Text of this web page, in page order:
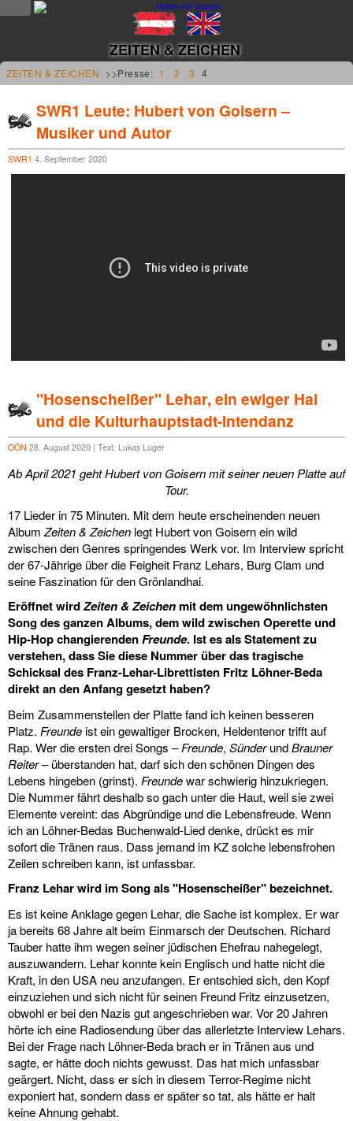
news
updates
tv &
radio
liedtexte
film
flüchtig
biografie
huberts
schreibtisch
ETC.
vermischtes
links
media
kontakt
Impressum
ZEITEN & ZEICHEN
ZEITEN & ZEICHEN >>Presse: 1 2 3 4
SWR1 Leute: Hubert von Goisern –
Musiker und Autor
SWR1 4. September 2020
"Hosenscheißer" Lehar, ein ewiger Hai
und die Kulturhauptstadt-Intendanz
OÖN 28. August 2020 | Text: Lukas Luger
Ab April 2021 geht Hubert von Goisern mit seiner neuen Platte auf
Tour.
17 Lieder in 75 Minuten. Mit dem heute erscheinenden neuen
Album Zeiten & Zeichen legt Hubert von Goisern ein wild
zwischen den Genres springendes Werk vor. Im Interview spricht
der 67-Jährige über die Feigheit Franz Lehars, Burg Clam und
seine Faszination für den Grönlandhai.
Eröffnet wirdZeiten & Zeichenmit dem ungewöhnlichsten
Song des ganzen Albums, dem wild zwischen Operette und
Hip-Hop changierendenFreunde. Ist es als Statement zu
verstehen, dass Sie diese Nummer über das tragische
Schicksal des Franz-Lehar-Librettisten Fritz Löhner-Beda
direkt an den Anfang gesetzt haben?
Beim Zusammenstellen der Platte fand ich keinen besseren
Platz. Freundeist ein gewaltiger Brocken, Heldentenor trifft auf
Rap. Wer die ersten drei Songs –Freunde, SünderundBrauner
Reiter– überstanden hat, darf sich den schönen Dingen des
Lebens hingeben (grinst). Freundewar schwierig hinzukriegen.
Die Nummer fährt deshalb so gach unter die Haut, weil sie zwei
Elemente vereint: das Abgründige und die Lebensfreude. Wenn
ich an Löhner-Bedas Buchenwald-Lied denke, drückt es mir
sofort die Tränen raus. Dass jemand im KZ solche lebensfrohen
Zeilen schreiben kann, ist unfassbar.
Franz Lehar wird im Song als "Hosenscheißer" bezeichnet.
Es ist keine Anklage gegen Lehar, die Sache ist komplex. Er war
ja bereits 68 Jahre alt beim Einmarsch der Deutschen. Richard
Tauber hatte ihm wegen seiner jüdischen Ehefrau nahegelegt,
auszuwandern. Lehar konnte kein Englisch und hatte nicht die
Kraft, in den USA neu anzufangen. Er entschied sich, den Kopf
einzuziehen und sich nicht für seinen Freund Fritz einzusetzen,
obwohl er bei den Nazis gut angeschrieben war. Vor 20 Jahren
hörte ich eine Radiosendung über das allerletzte Interview Lehars.
Bei der Frage nach Löhner-Beda brach er in Tränen aus und
sagte, er hätte doch nichts gewusst. Das hat mich unfassbar
geärgert. Nicht, dass er sich in diesem Terror-Regime nicht
exponiert hat, sondern dass er später so tat, als hätte er halt
keine Ahnung gehabt.